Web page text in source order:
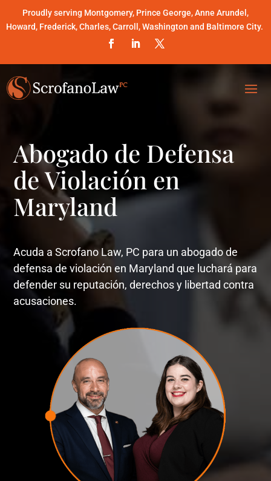
Proudly serving Montgomery, Prince George, Anne Arundel,
Howard, Frederick, Charles, Carroll, Washington and Baltimore City.
Abogado de Defensa
de Violación en
Maryland
Acuda a Scrofano Law, PC para un abogado de
defensa de violación en Maryland que luchará para
defender su reputación, derechos y libertad contra
acusaciones.